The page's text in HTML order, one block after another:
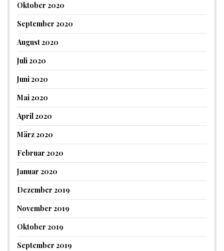
Oktober 2020
September 2020
August 2020
Juli 2020
Juni 2020
Mai 2020
April 2020
März 2020
Februar 2020
Januar 2020
Dezember 2019
November 2019
Oktober 2019
September 2019